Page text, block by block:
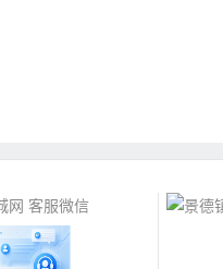
网 客服微信